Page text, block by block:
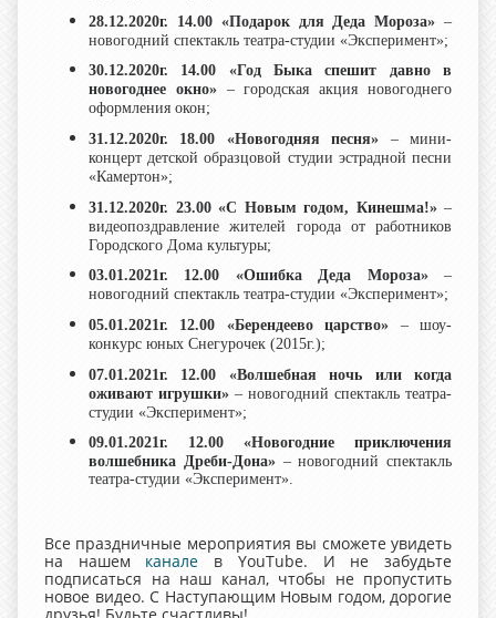
28.12.2020г. 14.00 «Подарок для Деда Мороза» –
новогодний спектакль театра-студии «Эксперимент»;
30.12.2020г. 14.00 «Год Быка спешит давно в
новогоднее окно»– городская акция новогоднего
оформления окон;
31.12.2020г. 18.00 «Новогодняя песня» – мини-
концерт детской образцовой студии эстрадной песни
«Камертон»;
31.12.2020г. 23.00 «С Новым годом, Кинешма!»–
видеопоздравление жителей города от работников
Городского Дома культуры;
03.01.2021г. 12.00 «Ошибка Деда Мороза»–
новогодний спектакль театра-студии «Эксперимент»;
05.01.2021г. 12.00 «Берендеево царство» – шоу-
конкурс юных Снегурочек (2015г.);
07.01.2021г. 12.00 «Волшебная ночь или когда
оживают игрушки» – новогодний спектакль театра-
студии «Эксперимент»;
09.01.2021г. 12.00 «Новогодние приключения
волшебника Дреби-Дона»– новогодний спектакль
театра-студии «Эксперимент».
Все праздничные мероприятия вы сможете увидеть
на нашем канале в YouTube. И не забудьте
подписаться на наш канал, чтобы не пропустить
новое видео. С Наступающим Новым годом, дорогие